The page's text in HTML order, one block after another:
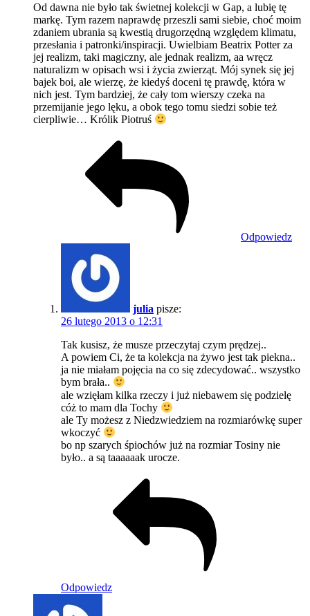
Od dawna nie było tak świetnej kolekcji w Gap, a lubię tę
markę. Tym razem naprawdę przeszli sami siebie, choć moim
zdaniem ubrania są kwestią drugorzędną względem klimatu,
przesłania i patronki/inspiracji. Uwielbiam Beatrix Potter za
jej realizm, taki magiczny, ale jednak realizm, aa wręcz
naturalizm w opisach wsi i życia zwierząt. Mój synek się jej
bajek boi, ale wierzę, że kiedyś doceni tę prawdę, która w
nich jest. Tym bardziej, że cały tom wierszy czeka na
przemijanie jego lęku, a obok tego tomu siedzi sobie też
cierpliwie… Królik Piotruś
Odpowiedz
julia pisze:
26 lutego 2013 o 12:31
Tak kusisz, że musze przeczytaj czym prędzej..
A powiem Ci, że ta kolekcja na żywo jest tak piekna..
ja nie miałam pojęcia na co się zdecydować.. wszystko
bym brała..
ale wzięłam kilka rzeczy i już niebawem się podzielę
cóż to mam dla Tochy
ale Ty możesz z Niedzwiedziem na rozmiarówkę super
wkoczyć
bo np szarych śpiochów już na rozmiar Tosiny nie
było.. a są taaaaaak urocze.
Odpowiedz